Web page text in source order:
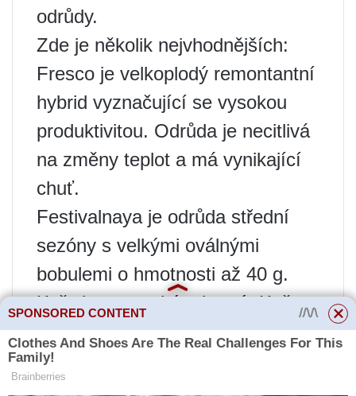
odrůdy.
Zde je několik nejvhodnějších:
Fresco je velkoplodý remontantní
hybrid vyznačující se vysokou
produktivitou. Odrůda je necitlivá
na změny teplot a má vynikající
chuť.
Festivalnaya je odrůda střední
sezóny s velkými oválnými
bobulemi o hmotnosti až 40 g.
Keře jsou vysoké a husté. Květy
jsou oboupohlavné, Festivalnaya
je samosprašná odrůda.
SPONSORED CONTENT